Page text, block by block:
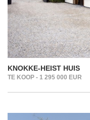
KNOKKE-HEIST HUIS
TE KOOP - 1 295 000 EUR